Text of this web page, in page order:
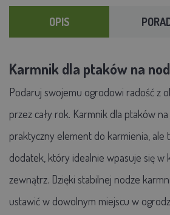
OPIS
Karmnik dla ptaków na
Podaruj swojemu ogrodowi radość z
przez cały rok. Karmnik dla ptaków
praktyczny element do karmienia, ale
dodatek, który idealnie wpasuje się w
zewnątrz. Dzięki stabilnej nodze
ustawić w dowolnym miejscu w